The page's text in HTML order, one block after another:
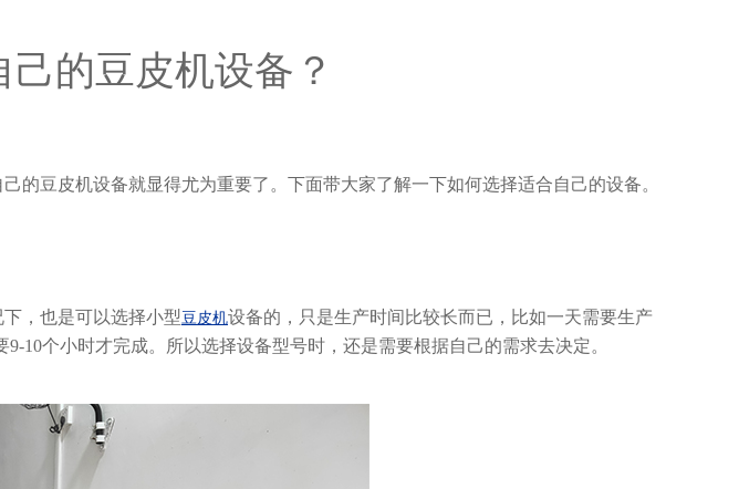
的豆皮机设备？
豆皮机设备就显得尤为重要了。下面带大家了解一下如何选择适合自己的设备。
，也是可以选择小型豆皮机设备的，只是生产时间比较长而已，比如一天需要生产
10个小时才完成。所以选择设备型号时，还是需要根据自己的需求去决定。